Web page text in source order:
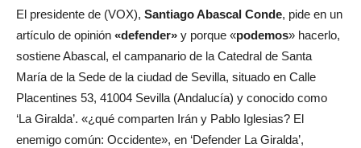
El presidente de (VOX), Santiago Abascal Conde, pide en un
artículo de opinión «defender» y porque «podemos» hacerlo,
sostiene Abascal, el campanario de la Catedral de Santa
María de la Sede de la ciudad de Sevilla, situado en Calle
Placentines 53, 41004 Sevilla (Andalucía) y conocido como
‘La Giralda’. «¿qué comparten Irán y Pablo Iglesias? El
enemigo común: Occidente», en ‘Defender La Giralda’,